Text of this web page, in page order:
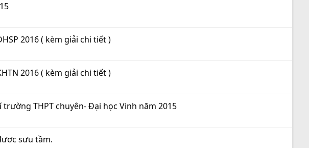
2016 ( kèm giải chi tiết )
2016 ( kèm giải chi tiết )
THPT chuyên- Đại học Vinh năm 2015
sưu tầm.